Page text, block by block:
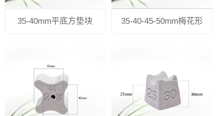
35-40mm平底方垫块 35-40-45-50mm梅花形